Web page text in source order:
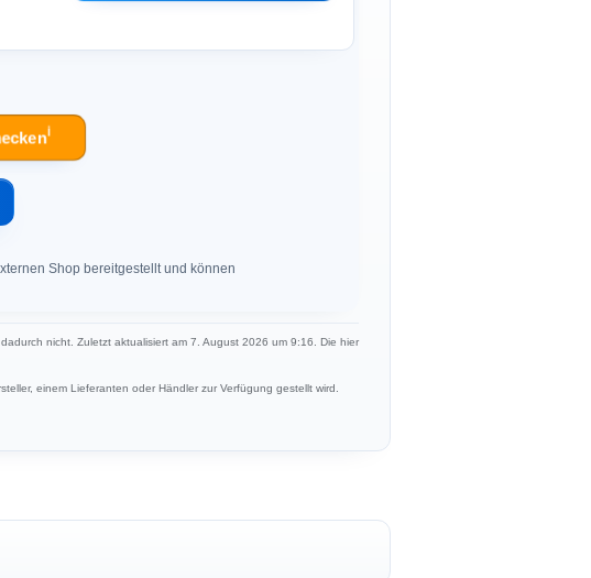
ℹ︎
Shop bereitgestellt und können
nicht. Zuletzt aktualisiert am 7. August 2026 um 9:16. Die hier
einem Lieferanten oder Händler zur Verfügung gestellt wird.